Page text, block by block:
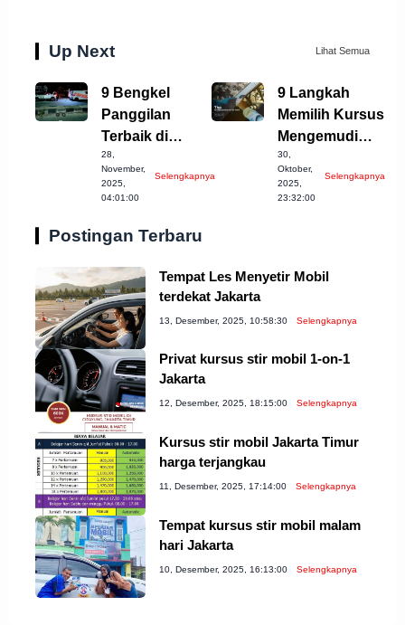
Up Next Lihat Semua
9 Bengkel
Panggilan
Terbaik di
Kabupaten
Semarang, Cek
Sekarang!
28,
November,
2025,
04:01:00
Selengkapnya
9 Langkah
Memilih Kursus
Mengemudi
Mobil Terbaik di
Denpasar
30,
Oktober,
2025,
23:32:00
Selengkapnya
Postingan Terbaru
Tempat Les Menyetir Mobil
terdekat Jakarta
13, Desember, 2025, 10:58:30 Selengkapnya
Privat kursus stir mobil 1-on-1
Jakarta
12, Desember, 2025, 18:15:00 Selengkapnya
Kursus stir mobil Jakarta Timur
harga terjangkau
11, Desember, 2025, 17:14:00 Selengkapnya
Tempat kursus stir mobil malam
hari Jakarta
10, Desember, 2025, 16:13:00 Selengkapnya